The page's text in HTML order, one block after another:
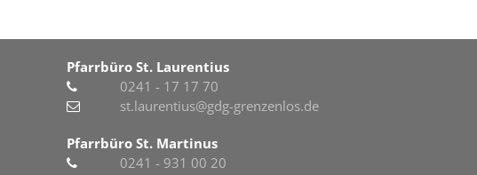
Pfarrbüro St. Laurentius
0241 - 17 17 70
st.laurentius@gdg-grenzenlos.de
Pfarrbüro St. Martinus
0241 - 931 00 20